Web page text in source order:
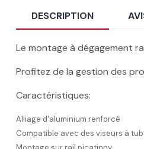
DESCRIPTION
Le montage à dégagement
Profitez de la gestion des
Caractéristiques:
Alliage d'aluminium renforcé
Compatible avec des viseurs à